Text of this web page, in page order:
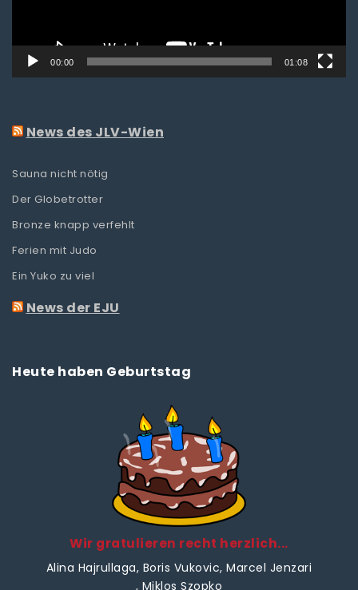
00:00 01:08
News des JLV-Wien
Sauna nicht nötig
Der Globetrotter
Bronze knapp verfehlt
Ferien mit Judo
Ein Yuko zu viel
News der EJU
Heute haben Geburtstag
Wir gratulieren recht herzlich...
Alina Hajrullaga, Boris Vukovic, Marcel Jenzari
, Miklos Szopko